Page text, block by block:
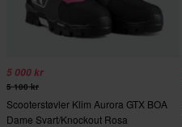
5 000 kr
5 100 kr
Scooterstøvler Klim Aurora GTX BOA
Dame Svart/Knockout Rosa